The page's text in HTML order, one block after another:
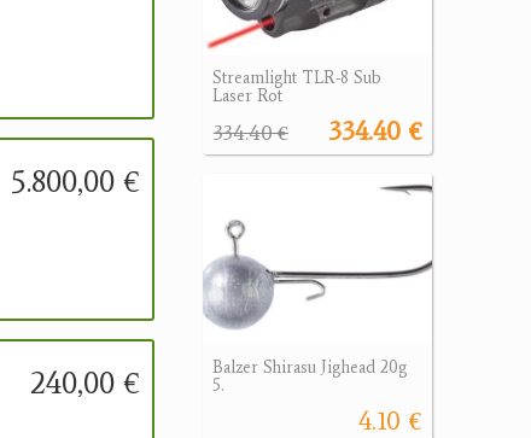
5.800,00 €
240,00 €
Streamlight TLR-8 Sub
Laser Rot
334.40 €
334.40 €
Balzer Shirasu Jighead 20g
5.
4.10 €